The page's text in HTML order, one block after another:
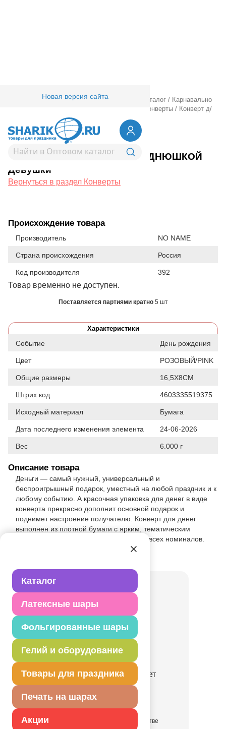
Каталог
Латексные шары
Фольгированные шары
Гелий и оборудование
Товары для праздника
Печать на шарах
Акции
Новая версия сайта
Товары для праздника/ Оптовый каталог / Карнавально
Конверты / Конверт д/
денег С ДНЮШКОЙ Девушки
1509-1025Конверт д/денег С ДНЮШКОЙ
Девушки
Вернуться в раздел Конверты
Происхождение товара
Производитель NO NAME
Страна происхождения Россия
Код производителя 392
Товар временно не доступен.
Поставляется партиями кратно 5 шт
Характеристики
Событие День рождения
Цвет РОЗОВЫЙ/PINK
Общие размеры 16,5Х8СМ
Штрих код 4603335519375
Исходный материал Бумага
Дата последнего изменения элемента 24-06-2026
Вес 6.000 г
Описание товара
Деньги — самый нужный, универсальный и
беспроигрышный подарок, уместный на любой праздник и к
любому событию. А красочная упаковка для денег в виде
конверта прекрасно дополнит основной подарок и
поднимет настроение получателю. Конверт для денег
выполнен из плотной бумаги с ярким, тематическим
рисунком. Конверт подходит для купюр всех номиналов.
Конверт д/денег Совет
в достаточном количестве